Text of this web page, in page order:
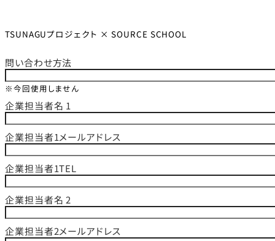
TSUNAGUプロジェクト × SOURCE SCHOOL
問い合わせ方法
※今回使用しません
企業担当者名 1
企業担当者1メールアドレス
企業担当者1TEL
企業担当者名 2
企業担当者2メールアドレス